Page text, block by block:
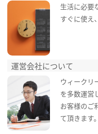
生活に必要
すぐに使え
運営会社について
ウィークリ
を多数運営
お客様のご
て頂きます。